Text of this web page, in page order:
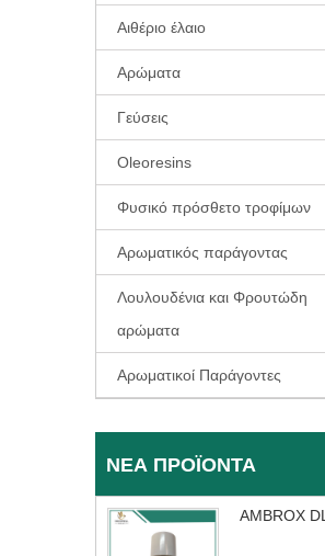
Αιθέριο έλαιο
Αρώματα
Γεύσεις
Oleoresins
Φυσικό πρόσθετο τροφίμων
Αρωματικός παράγοντας
Λουλουδένια και Φρουτώδη
αρώματα
Αρωματικοί Παράγοντες
ΝΈΑ ΠΡΟΪΌΝΤΑ
AMBROX DL